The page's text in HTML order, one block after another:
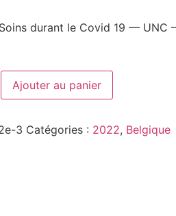
durant le Covid 19 — UNC
Ajouter au panier
3 Catégories : 2022, Belgique